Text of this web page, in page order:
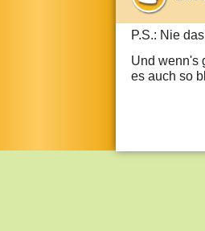
P.S.: Nie
Und wenn's
es auch so